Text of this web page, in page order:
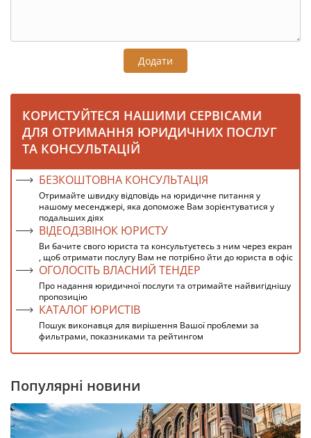
Додати
КОРИСТУЙТЕСЯ НАШИМИ СЕРВІСАМИ
ДЛЯ ОТРИМАННЯ ЮРИДИЧНИХ ПОСЛУГ
ТА КОНСУЛЬТАЦІЙ
БЕЗКОШТОВНА КОНСУЛЬТАЦІЯ
Отримайте швидку відповідь на юридичне питання у
нашому месенджері, яка допоможе Вам зорієнтуватися у
подальших діях
ВІДЕОДЗВІНОК ЮРИСТУ
Ви бачите свого юриста та консультуєтесь з ним через екран
, щоб отримати послугу Вам не потрібно йти до юриста в офіс
ОГОЛОСІТЬ ВЛАСНИЙ ТЕНДЕР
Про надання юридичної послуги та отримайте найвигіднішу
пропозицію
КАТАЛОГ ЮРИСТІВ
Пошук виконавця для вирішення Вашої проблеми за
фильтрами, показниками та рейтингом
Популярні новини